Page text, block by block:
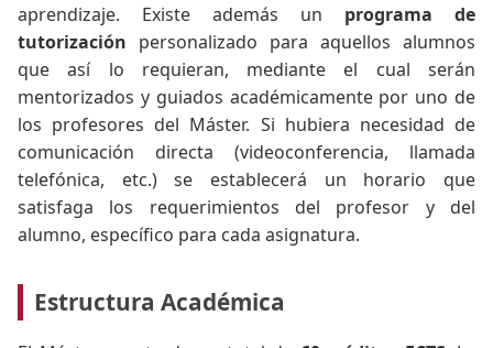
aprendizaje. Existe además un programa de
tutorización personalizado para aquellos alumnos
que así lo requieran, mediante el cual serán
mentorizados y guiados académicamente por uno de
los profesores del Máster. Si hubiera necesidad de
comunicación directa (videoconferencia, llamada
telefónica, etc.) se establecerá un horario que
satisfaga los requerimientos del profesor y del
alumno, específico para cada asignatura.
Estructura Académica